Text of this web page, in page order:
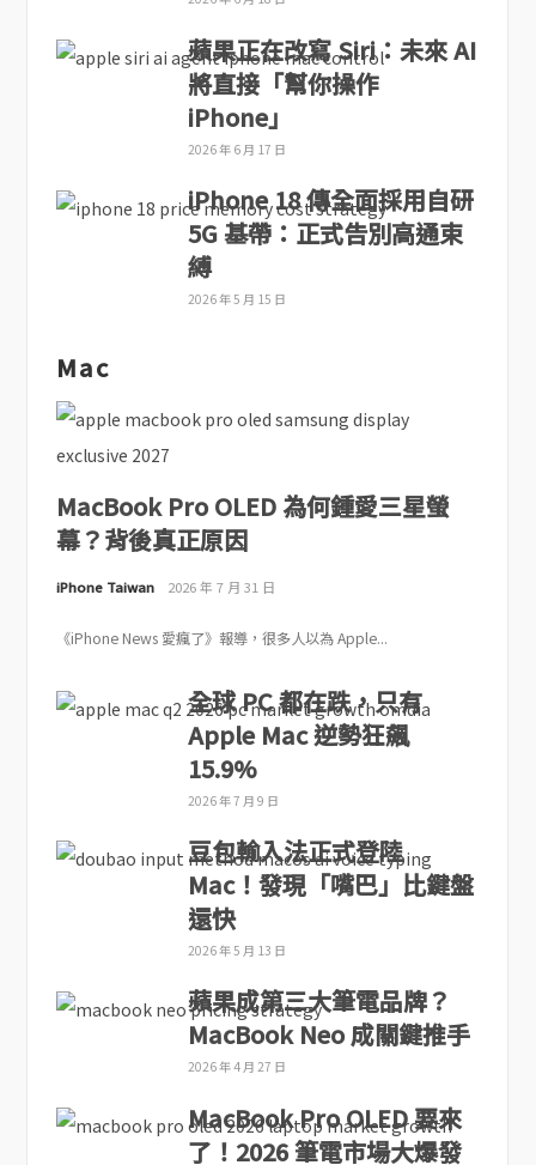
蘋果正在改寫 Siri：未來 AI
將直接「幫你操作
iPhone」
2026 年 6 月 17 日
iPhone 18 傳全面採用自研
5G 基帶：正式告別高通束
縛
2026 年 5 月 15 日
Mac
MacBook Pro OLED 為何鍾愛三星螢
幕？背後真正原因
iPhone Taiwan 2026 年 7 月 31 日
《iPhone News 愛瘋了》報導，很多人以為 Apple...
全球 PC 都在跌，只有
Apple Mac 逆勢狂飆
15.9%
2026 年 7 月 9 日
豆包輸入法正式登陸
Mac！發現「嘴巴」比鍵盤
還快
2026 年 5 月 13 日
蘋果成第三大筆電品牌？
MacBook Neo 成關鍵推手
2026 年 4 月 27 日
MacBook Pro OLED 要來
了！2026 筆電市場大爆發